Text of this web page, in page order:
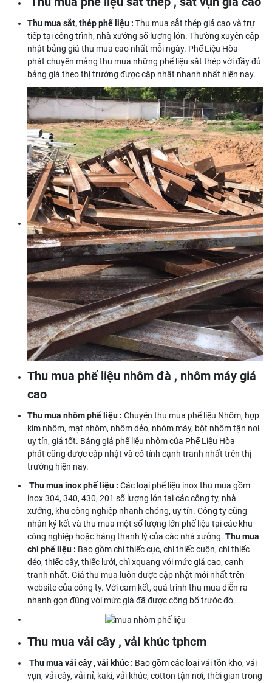
Thu mua sắt, thép phế liệu : Thu mua sắt thép giá cao và trự
tiếp tại công trình, nhà xưởng số lượng lớn. Thường xuyên cập
nhật bảng giá thu mua cao nhất mỗi ngày. Phế Liệu Hòa
phát chuyên mảng thu mua những phế liệu sắt thép với đầy đủ
bảng giá theo thị trường được cập nhật nhanh nhất hiện nay.
Thu mua phế liệu nhôm đà , nhôm máy giá
cao
Thu mua nhôm phế liệu : Chuyên thu mua phế liệu Nhôm, hợp
kim nhôm, mạt nhôm, nhôm dẻo, nhôm máy, bột nhôm tận nơi
uy tín, giá tốt. Bảng giá phế liệu nhôm của Phế Liệu Hòa
phát cũng được cập nhật và có tính cạnh tranh nhất trên thị
trường hiện nay.
Thu mua inox phế liệu : Các loại phế liệu inox thu mua gồm
inox 304, 340, 430, 201 số lượng lớn tại các công ty, nhà
xưởng, khu công nghiệp nhanh chóng, uy tín. Công ty cũng
nhận ký kết và thu mua một số lượng lớn phế liệu tại các khu
công nghiệp hoặc hàng thanh lý của các nhà xưởng. Thu mua
chì phế liệu : Bao gồm chì thiếc cục, chì thiếc cuộn, chì thiếc
dẻo, thiếc cây, thiếc lưới, chì xquang với mức giá cao, cạnh
tranh nhất. Giá thu mua luôn được cập nhật mới nhất trên
website của công ty. Với cam kết, quá trình thu mua diễn ra
nhanh gọn đúng với mức giá đã được công bố trước đó.
Thu mua vải cây , vải khúc tphcm
Thu mua vải cây , vải khúc : Bao gồm các loại vải tồn kho, vải
vụn, vải cây, vải nỉ, kaki, vải khúc, cotton tận nơi, thời gian trong